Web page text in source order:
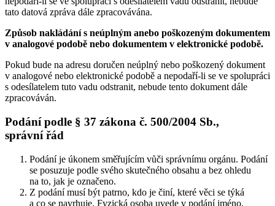
tato datová zpráva dále zpracovávána.
Způsob nakládání s neúplným anebo poškozeným dokumentem
v analogové podobě nebo dokumentem v elektronické podobě.
Pokud bude na adresu doručen neúplný nebo poškozený dokument
v analogové nebo elektronické podobě a nepodaří-li se ve spolupráci
s odesílatelem tuto vadu odstranit, nebude tento dokument dále
zpracováván.
Podání podle § 37 zákona č. 500/2004 Sb.,
správní řád
Podání je úkonem směřujícím vůči správnímu orgánu. Podání
se posuzuje podle svého skutečného obsahu a bez ohledu
na to, jak je označeno.
Z podání musí být patrno, kdo je činí, které věci se týká
a co se navrhuje. Fyzická osoba uvede v podání jméno,